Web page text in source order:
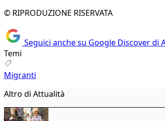
© RIPRODUZIONE RISERVATA
Seguici anche su Google Discover di
Temi
Migranti
Altro di Attualità